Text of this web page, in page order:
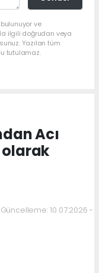
ve
ilgili doğrudan veya
Yazılan tüm
tutulamaz.
Acı
olarak
10.07.2026 -